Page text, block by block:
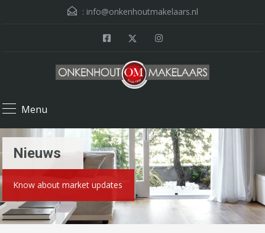
: info@onkenhoutmakelaars.nl
Menu
Nieuws
Know about market updates